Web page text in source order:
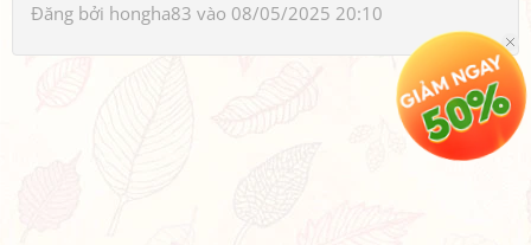
Đăng bởi hongha83 vào 08/05/2025 20:10